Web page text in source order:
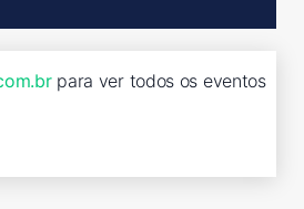
para ver todos os eventos